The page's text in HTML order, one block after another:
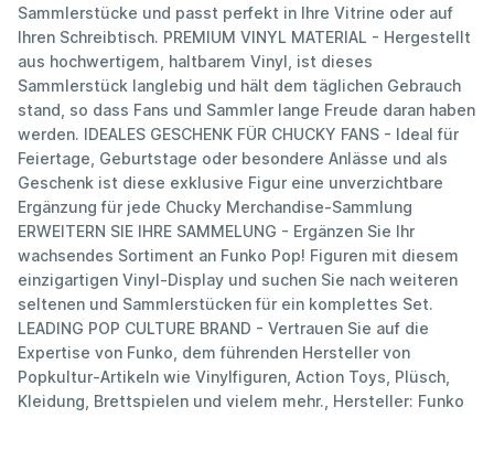
Sammlerstücke und passt perfekt in Ihre Vitrine oder auf
Ihren Schreibtisch. PREMIUM VINYL MATERIAL - Hergestellt
aus hochwertigem, haltbarem Vinyl, ist dieses
Sammlerstück langlebig und hält dem täglichen Gebrauch
stand, so dass Fans und Sammler lange Freude daran haben
werden. IDEALES GESCHENK FÜR CHUCKY FANS - Ideal für
Feiertage, Geburtstage oder besondere Anlässe und als
Geschenk ist diese exklusive Figur eine unverzichtbare
Ergänzung für jede Chucky Merchandise-Sammlung
ERWEITERN SIE IHRE SAMMELUNG - Ergänzen Sie Ihr
wachsendes Sortiment an Funko Pop! Figuren mit diesem
einzigartigen Vinyl-Display und suchen Sie nach weiteren
seltenen und Sammlerstücken für ein komplettes Set.
LEADING POP CULTURE BRAND - Vertrauen Sie auf die
Expertise von Funko, dem führenden Hersteller von
Popkultur-Artikeln wie Vinylfiguren, Action Toys, Plüsch,
Kleidung, Brettspielen und vielem mehr., Hersteller: Funko